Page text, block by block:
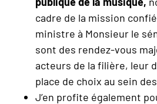
cadre de la mission
ministre à Monsieur le
sont des rendez-vous
acteurs de la filière, leur
place de choix au sein
J’en profite également